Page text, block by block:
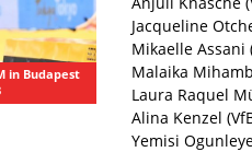
in Budapest
Jacqueline
Mikaelle Assani
Malaika
Laura Raquel
Alina Kenzel
Yemisi